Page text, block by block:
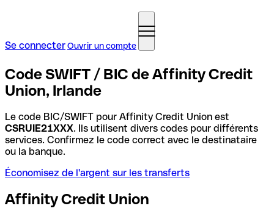
Se connecterOuvrir un compte
Code SWIFT / BIC de Affinity Credit
Union, Irlande
Le code BIC/SWIFT pour Affinity Credit Union est
CSRUIE21XXX. Ils utilisent divers codes pour différents
services. Confirmez le code correct avec le destinataire
ou la banque.
Économisez de l'argent sur les transferts
Affinity Credit Union